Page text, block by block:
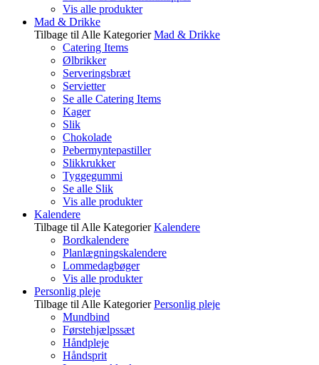
Vis alle produkter
Mad & Drikke
Tilbage til Alle Kategorier Mad & Drikke
Catering Items
Ølbrikker
Serveringsbræt
Servietter
Se alle Catering Items
Kager
Slik
Chokolade
Pebermyntepastiller
Slikkrukker
Tyggegummi
Se alle Slik
Vis alle produkter
Kalendere
Tilbage til Alle Kategorier Kalendere
Bordkalendere
Planlægningskalendere
Lommedagbøger
Vis alle produkter
Personlig pleje
Tilbage til Alle Kategorier Personlig pleje
Mundbind
Førstehjælpssæt
Håndpleje
Håndsprit